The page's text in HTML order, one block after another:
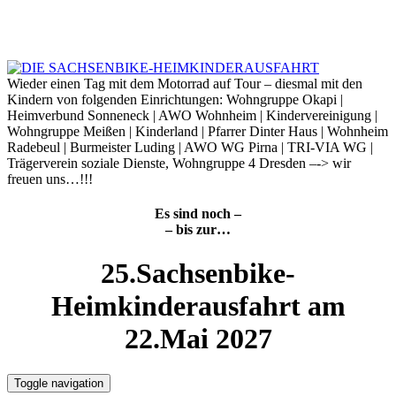
Wieder einen Tag mit dem Motorrad auf Tour – diesmal mit den
Kindern von folgenden Einrichtungen: Wohngruppe Okapi |
Heimverbund Sonneneck | AWO Wohnheim | Kindervereinigung |
Wohngruppe Meißen | Kinderland | Pfarrer Dinter Haus | Wohnheim
Radebeul | Burmeister Luding | AWO WG Pirna | TRI-VIA WG |
Trägerverein soziale Dienste, Wohngruppe 4 Dresden –-> wir
freuen uns…!!!
Es sind noch –
– bis zur…
25.Sachsenbike-
Heimkinderausfahrt am
22.Mai 2027
Toggle navigation